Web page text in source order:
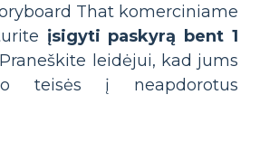
That komerciniame
įsigyti paskyrą bent 1
leidėjui, kad jums
teisės į neapdorotus